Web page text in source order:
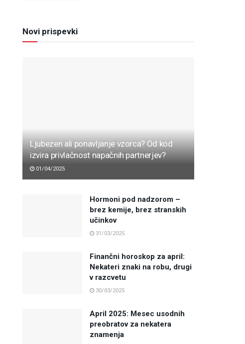
Novi prispevki
Ljubezen ali ponavljanje vzorca? Od kod
izvira privlačnost napačnih partnerjev?
01/04/2025
Hormoni pod nadzorom –
brez kemije, brez stranskih
učinkov
31/03/2025
Finančni horoskop za april:
Nekateri znaki na robu, drugi
v razcvetu
30/03/2025
April 2025: Mesec usodnih
preobratov za nekatera
znamenja